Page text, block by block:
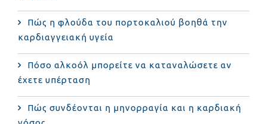
Πώς η φλούδα του πορτοκαλιού βοηθά την
καρδιαγγειακή υγεία
Πόσο αλκοόλ μπορείτε να καταναλώσετε αν
έχετε υπέρταση
Πώς συνδέονται η μηνορραγία και η καρδιακή